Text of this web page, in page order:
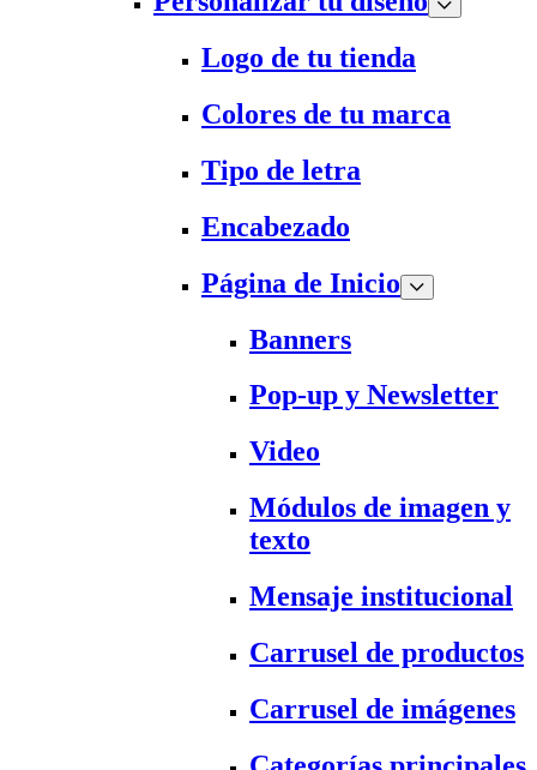
Logo de tu tienda
Colores de tu marca
Tipo de letra
Encabezado
Página de Inicio
Banners
Pop-up y Newsletter
Video
Módulos de imagen y
texto
Mensaje institucional
Carrusel de productos
Carrusel de imágenes